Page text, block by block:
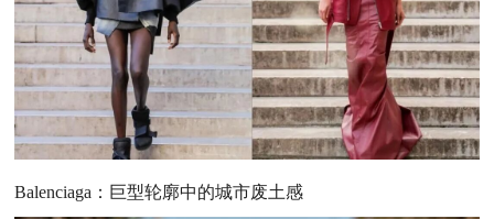
Balenciaga：巨型轮廓中的城市废土感